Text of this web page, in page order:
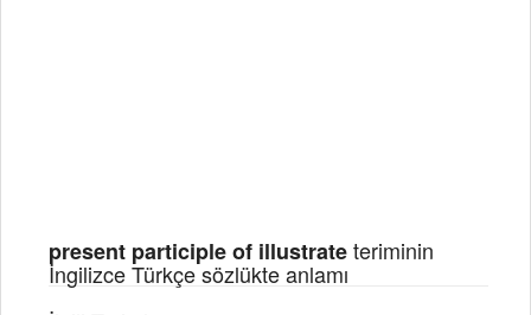
present participle of illustrateteriminin
İngilizce Türkçe sözlükte anlamı